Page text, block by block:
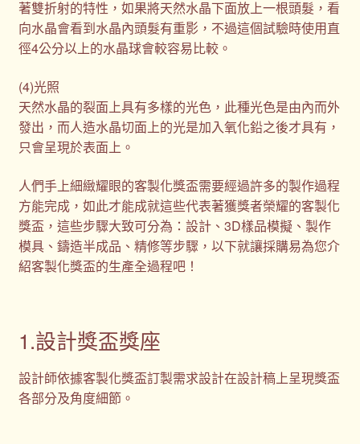
著雙折射的特性，如果將天然水晶下面放上一根頭髮，看
向水晶會看到水晶內頭髮有重影，不過這個試驗時使用直
徑4公分以上的水晶球會較容易比較。
(4)光照
天然水晶的裂面上具有多樣的光色，此種光色是由內而外
發出，而人造水晶切面上的光是加入氧化鉛之後才具有，
只會呈現於表面上。
人們手上細緻耀眼的客製化獎盃需要經過許多的製作過程
方能完成，如此才能成就這些代表著獲獎者榮耀的客製化
獎盃，這些步驟大致可分為：設計、3D樣品模擬、製作
模具、鑄造半成品、精修等步驟，以下就讓採購易為您介
紹客製化獎盃的生產全過程吧！
1.設計獎盃獎座
設計師依據客製化獎盃訂製需求設計在設計稿上呈現獎盃
各部分及角度細節。